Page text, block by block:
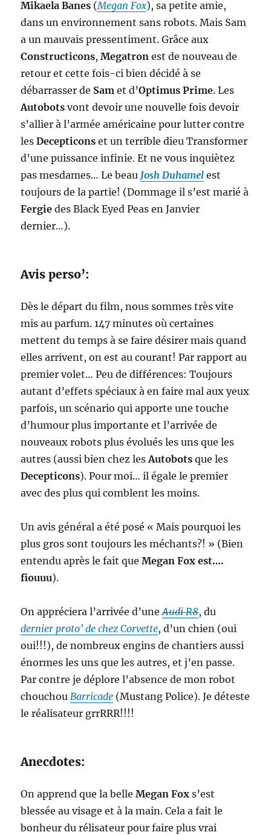
Mikaela Banes (Megan Fox), sa petite amie,
dans un environnement sans robots. Mais Sam
a un mauvais pressentiment. Grâce aux
Constructicons,Megatron est de nouveau de
retour et cette fois-ci bien décidé à se
débarrasser de Sam et d’Optimus Prime. Les
Autobots vont devoir une nouvelle fois devoir
s’allier à l’armée américaine pour lutter contre
lesDecepticons et un terrible dieu Transformer
d’une puissance infinie. Et ne vous inquiètez
pas mesdames… Le beau Josh Duhamel est
toujours de la partie! (Dommage il s’est marié à
Fergie des Black Eyed Peas en Janvier
dernier…).
Avis perso’:
Dès le départ du film, nous sommes très vite
mis au parfum. 147 minutes où certaines
mettent du temps à se faire désirer mais quand
elles arrivent, on est au courant! Par rapport au
premier volet… Peu de différences: Toujours
autant d’effets spéciaux à en faire mal aux yeux
parfois, un scénario qui apporte une touche
d’humour plus importante et l’arrivée de
nouveaux robots plus évolués les uns que les
autres (aussi bien chez lesAutobots que les
Decepticons). Pour moi… il égale le premier
avec des plus qui comblent les moins.
Un avis général a été posé « Mais pourquoi les
plus gros sont toujours les méchants?! » (Bien
entendu après le fait queMegan Fox est….
fiouuu).
On appréciera l’arrivée d’uneAudi R8, du
dernier proto’ de chez Corvette, d’un chien (oui
oui!!!), de nombreux engins de chantiers aussi
énormes les uns que les autres, et j’en passe.
Par contre je déplore l’absence de mon robot
chouchou Barricade (Mustang Police). Je déteste
le réalisateur grrRRR!!!!
Anecdotes:
On apprend que la belleMegan Fox s’est
blessée au visage et à la main. Cela a fait le
bonheur du rélisateur pour faire plus vrai